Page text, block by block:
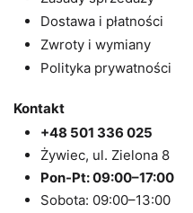
Dostawa i płatności
Zwroty i wymiany
Polityka prywatności
Kontakt
+48 501 336 025
Żywiec, ul. Zielona 8
Pon-Pt: 09:00–17:00
Sobota: 09:00–13:00